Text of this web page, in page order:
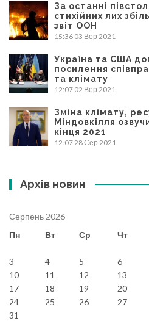
За останні
стихійних лих
звіт ООН
15:36 03 Вер 2021
Україна та США
посилення
та клімату
12:07 02 Вер 2021
Зміна клімату,
Міндовкілля
кінця 2021
12:07 28 Сер 2021
Архів новин
Серпень 2026
Пн
Вт Ср Чт
3
4 5 6
10
11 12 13
17
18 19 20
24
25 26 27
31